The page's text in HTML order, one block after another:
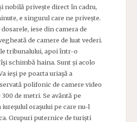
nobilă privește direct în cadru,
e singurul care ne privește.
iese din camera de
de camere de luat vederi.
tribunalului, apoi într-o
schimbă haina. Sunt și acolo
ieşi pe poarta uriaşă a
polifonic de camere video
300 de metri. Se avântă pe
oraşului pe care nu-l
Grupuri puternice de turiști